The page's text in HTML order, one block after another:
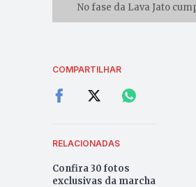
No fase da Lava Jato
COMPARTILHAR
RELACIONADAS
Confira 30 fotos
exclusivas da marcha